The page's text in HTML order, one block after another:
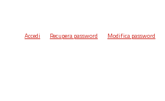
Accedi Recupera password Modifica password